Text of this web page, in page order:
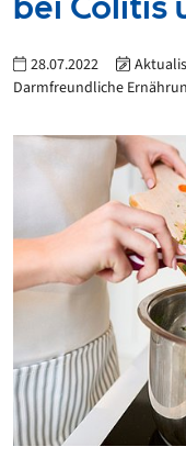
28.07.2022
Darmfreundliche